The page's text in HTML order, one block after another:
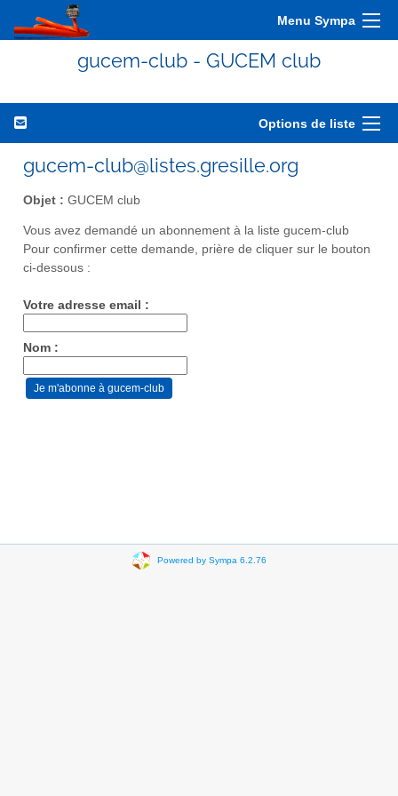
Menu Sympa
gucem-club - GUCEM club
Options de liste
gucem-club@listes.gresille.org
Objet : GUCEM club
Vous avez demandé un abonnement à la liste gucem-club
Pour confirmer cette demande, prière de cliquer sur le bouton
ci-dessous :
Votre adresse email :
Nom :
Powered by Sympa 6.2.76